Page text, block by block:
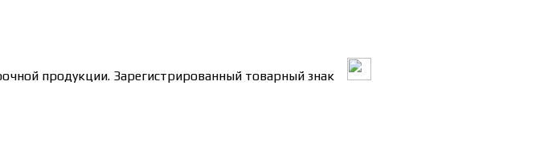
продукции. Зарегистрированный товарный знак